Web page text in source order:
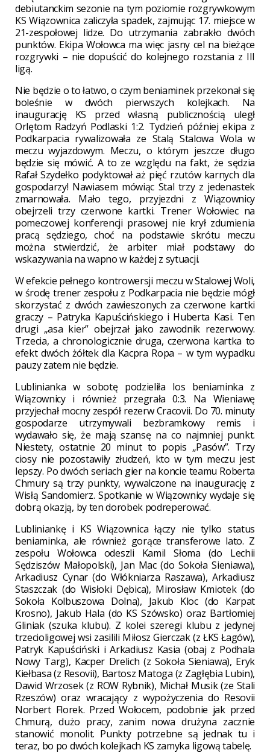
debiutanckim sezonie na tym poziomie rozgrywkowym
KS Wiązownica zaliczyła spadek, zajmując 17. miejsce w
21-zespołowej lidze. Do utrzymania zabrakło dwóch
punktów. Ekipa Wołowca ma więc jasny cel na bieżące
rozgrywki – nie dopuścić do kolejnego rozstania z III
ligą.
Nie będzie o to łatwo, o czym beniaminek przekonał się
boleśnie w dwóch pierwszych kolejkach. Na
inaugurację KS przed własną publicznością uległ
Orlętom Radzyń Podlaski 1:2. Tydzień później ekipa z
Podkarpacia rywalizowała ze Stalą Stalowa Wola w
meczu wyjazdowym. Meczu, o którym jeszcze długo
będzie się mówić. A to ze względu na fakt, że sędzia
Rafał Szydełko podyktował aż pięć rzutów karnych dla
gospodarzy! Nawiasem mówiąc Stal trzy z jedenastek
zmarnowała. Mało tego, przyjezdni z Wiązownicy
obejrzeli trzy czerwone kartki. Trener Wołowiec na
pomeczowej konferencji prasowej nie krył zdumienia
pracą sędziego, choć na podstawie skrótu meczu
można stwierdzić, że arbiter miał podstawy do
wskazywania na wapno w każdej z sytuacji.
W efekcie pełnego kontrowersji meczu w Stalowej Woli,
w środę trener zespołu z Podkarpacia nie będzie mógł
skorzystać z dwóch zawieszonych za czerwone kartki
graczy – Patryka Kapuścińskiego i Huberta Kasi. Ten
drugi „asa kier” obejrzał jako zawodnik rezerwowy.
Trzecia, a chronologicznie druga, czerwona kartka to
efekt dwóch żółtek dla Kacpra Ropa – w tym wypadku
pauzy zatem nie będzie.
Lublinianka w sobotę podzieliła los beniaminka z
Wiązownicy i również przegrała 0:3. Na Wieniawę
przyjechał mocny zespół rezerw Cracovii. Do 70. minuty
gospodarze utrzymywali bezbramkowy remis i
wydawało się, że mają szansę na co najmniej punkt.
Niestety, ostatnie 20 minut to popis „Pasów”. Trzy
ciosy nie pozostawiły złudzeń, kto w tym meczu jest
lepszy. Po dwóch seriach gier na koncie teamu Roberta
Chmury są trzy punkty, wywalczone na inaugurację z
Wisłą Sandomierz. Spotkanie w Wiązownicy wydaje się
dobrą okazją, by ten dorobek podreperować.
Lubliniankę i KS Wiązownica łączy nie tylko status
beniaminka, ale również gorące transferowe lato. Z
zespołu Wołowca odeszli Kamil Słoma (do Lechii
Sędziszów Małopolski), Jan Mac (do Sokoła Sieniawa),
Arkadiusz Cynar (do Włókniarza Raszawa), Arkadiusz
Staszczak (do Wisłoki Dębica), Mirosław Kmiotek (do
Sokoła Kolbuszowa Dolna), Jakub Kloc (do Karpat
Krosno), Jakub Hala (do KS Szówsko) oraz Bartłomiej
Gliniak (szuka klubu). Z kolei szeregi klubu z jedynej
trzecioligowej wsi zasilili Miłosz Gierczak (z ŁKS Łagów),
Patryk Kapuściński i Arkadiusz Kasia (obaj z Podhala
Nowy Targ), Kacper Drelich (z Sokoła Sieniawa), Eryk
Kiełbasa (z Resovii), Bartosz Matoga (z Zagłębia Lubin),
Dawid Wrzosek (z ROW Rybnik), Michał Musik (ze Stali
Rzeszów) oraz wracający z wypożyczenia do Resovii
Norbert Florek. Przed Wołocem, podobnie jak przed
Chmurą, dużo pracy, zanim nowa drużyna zacznie
stanowić monolit. Punkty potrzebne są jednak tu i
teraz, bo po dwóch kolejkach KS zamyka ligową tabelę.